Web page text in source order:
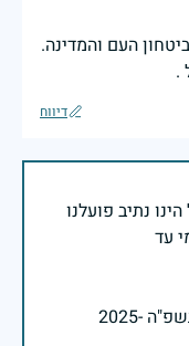
העם והמדינה.
.
דיווח
נתיב פועלנו
-2025